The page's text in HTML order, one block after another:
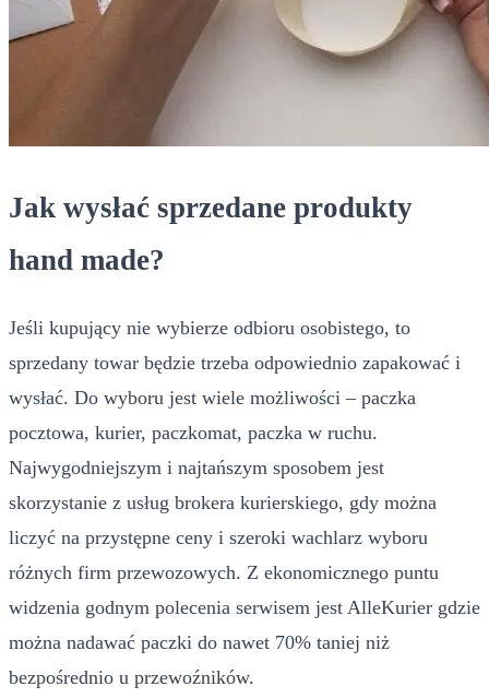
Jak wysłać sprzedane produkty
hand made?
Jeśli kupujący nie wybierze odbioru osobistego, to
sprzedany towar będzie trzeba odpowiednio zapakować i
wysłać. Do wyboru jest wiele możliwości – paczka
pocztowa, kurier, paczkomat, paczka w ruchu.
Najwygodniejszym i najtańszym sposobem jest
skorzystanie z usług brokera kurierskiego, gdy można
liczyć na przystępne ceny i szeroki wachlarz wyboru
różnych firm przewozowych. Z ekonomicznego puntu
widzenia godnym polecenia serwisem jest AlleKurier gdzie
można nadawać paczki do nawet 70% taniej niż
bezpośrednio u przewoźników.